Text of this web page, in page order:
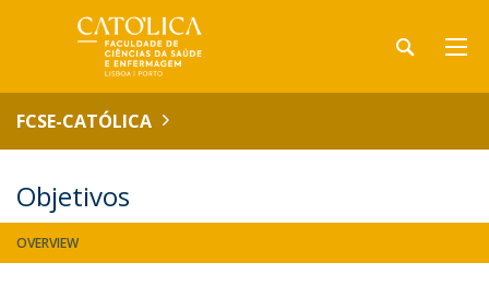
FCSE-CATÓLICA
Objetivos
OVERVIEW